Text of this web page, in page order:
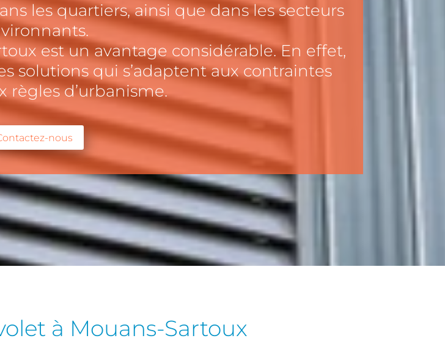
les quartiers, ainsi que dans les secteurs
est un avantage considérable. En effet,
solutions qui s’adaptent aux contraintes
règles d’urbanisme.
nous
à Mouans-Sartoux